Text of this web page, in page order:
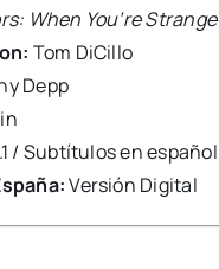
When You’re Strange
Tom DiCillo
Depp
/ Subtítulos en español
Versión Digital